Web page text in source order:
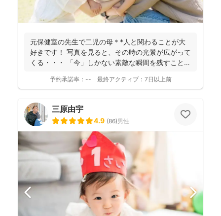
元保健室の先生で二児の母＊*人と関わることが大
好きです！ 写真を見ると、その時の光景が広がって
くる・・・ 「今」しかない素敵な瞬間を残すことの
予約承諾率： -- 最終アクティブ： 7日以上前
三原由宇
4.9 (86)男性